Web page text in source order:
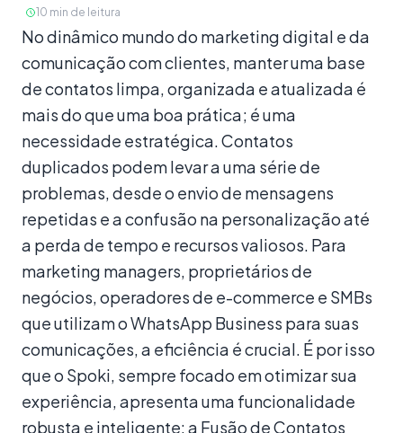
10 min de leitura
Conteúdo
No dinâmico mundo do marketing digital e da
comunicação com clientes, manter uma base
de contatos limpa, organizada e atualizada é
mais do que uma boa prática; é uma
necessidade estratégica. Contatos
duplicados podem levar a uma série de
problemas, desde o envio de mensagens
repetidas e a confusão na personalização até
a perda de tempo e recursos valiosos. Para
marketing managers, proprietários de
negócios, operadores de e-commerce e SMBs
que utilizam o WhatsApp Business para suas
comunicações, a eficiência é crucial. É por isso
que o Spoki, sempre focado em otimizar sua
experiência, apresenta uma funcionalidade
robusta e inteligente: a Fusão de Contatos